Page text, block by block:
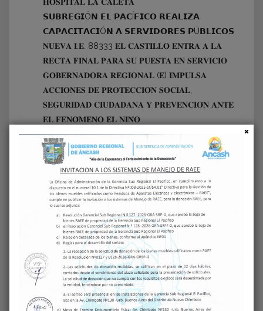
𝐇𝐎𝐒𝐏𝐈𝐓𝐀𝐋 𝐋𝐀 𝐂𝐀𝐋𝐄𝐓𝐀
𝗦𝗨𝗕𝗥𝗘𝗚𝗜Ó𝗡 𝗘𝗟 𝗣𝗔𝗖Í𝗙𝗜𝗖𝗢 𝗥𝗘𝗔𝗟𝗜𝗭𝗔
𝗖𝗔𝗣𝗔𝗖𝗜𝗧𝗔𝗖𝗜Ó𝗡 𝗔 𝗦𝗘𝗥𝗩𝗜𝗗𝗢𝗥𝗘𝗦 𝗣Ú𝗕𝗟𝗜𝗖𝗢𝗦
𝐍𝐔𝐄𝐕𝐀 𝐈.𝐄. 88333 𝐄𝐋 𝐂𝐀𝐒𝐓𝐈𝐋𝐋𝐎 𝐄𝐍𝐓𝐑𝐀 𝐀 𝐋𝐀
𝐑𝐄𝐂𝐓𝐀 𝐅𝐈𝐍𝐀𝐋 𝐏𝐀𝐑𝐀 𝐒𝐔 𝐏𝐔𝐄𝐒𝐓𝐀 𝐄𝐍 𝐒𝐄𝐑𝐕𝐈𝐂𝐈𝐎
𝐆𝐎𝐁𝐄𝐑𝐍𝐀𝐃𝐎𝐑𝐀 𝐑𝐄𝐆𝐈𝐎𝐍𝐀𝐋 (𝐄) 𝐈𝐌𝐏𝐔𝐋𝐒𝐀
𝐀𝐂𝐂𝐈𝐎𝐍𝐄𝐒 𝐃𝐄 𝐏𝐑𝐎𝐓𝐄𝐂𝐂𝐈𝐎́𝐍 𝐒𝐎𝐂𝐈𝐀𝐋,
𝐒𝐄𝐆𝐔𝐑𝐈𝐃𝐀𝐃 𝐂𝐈𝐔𝐃𝐀𝐃𝐀𝐍𝐀 𝐘 𝐏𝐑𝐄𝐕𝐄𝐍𝐂𝐈𝐎́𝐍 𝐀𝐍𝐓𝐄
𝐄𝐋 𝐅𝐄𝐍𝐎́𝐌𝐄𝐍𝐎 𝐄𝐋 𝐍𝐈𝐍̃𝐎
𝗚𝗢𝗕𝗜𝗘𝗥𝗡𝗢 𝗥𝗘𝗚𝗜𝗢𝗡𝗔𝗟 𝗗𝗘 Á𝗡𝗖𝗔𝗦𝗛
𝗚𝗔𝗥𝗔𝗡𝗧𝗜𝗭𝗔 𝗤𝗨𝗘 𝗘𝗟 𝗖𝗢𝗟𝗜𝗦𝗘𝗢 𝗚𝗥𝗔𝗡
𝗖𝗛𝗔𝗩Í𝗡 𝗦𝗘𝗔 𝗨𝗡𝗔 𝗥𝗘𝗔𝗟𝗜𝗗𝗔𝗗 𝗣𝗔𝗥𝗔
𝗖𝗛𝗜𝗠𝗕𝗢𝗧𝗘
Comentarios
Recientes
No hay comentarios que mostrar.
Archivos